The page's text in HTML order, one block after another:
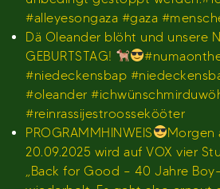
#alleyesongaza #gaza
Dä Oleander blöht und unsere
GEBURTSTAG!
#niedeckensbap
#oleander
#reinrassijestroossekööter
PROGRAMMHINWEIS
Morgen
20.09.2025 wird auf VOX vier
„Back for Good – 40 Jahre